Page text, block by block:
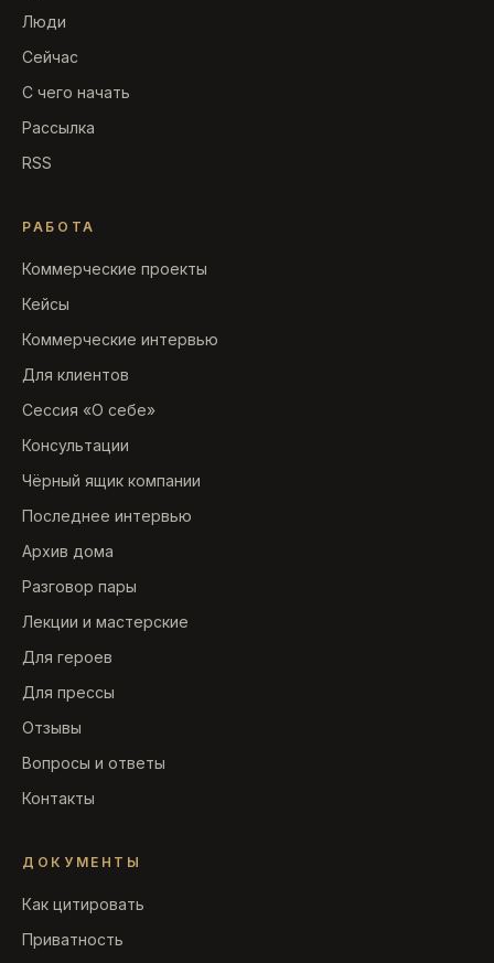
Люди
Сейчас
С чего начать
Рассылка
RSS
РАБОТА
Коммерческие проекты
Кейсы
Коммерческие интервью
Для клиентов
Сессия «О себе»
Консультации
Чёрный ящик компании
Последнее интервью
Архив дома
Разговор пары
Лекции и мастерские
Для героев
Для прессы
Отзывы
Вопросы и ответы
Контакты
ДОКУМЕНТЫ
Как цитировать
Приватность